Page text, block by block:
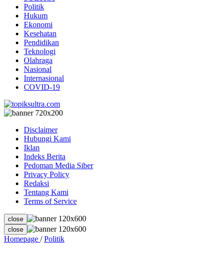
Politik
Hukum
Ekonomi
Kesehatan
Pendidikan
Teknologi
Olahraga
Nasional
Internasional
COVID-19
Disclaimer
Hubungi Kami
Iklan
Indeks Berita
Pedoman Media Siber
Privacy Policy
Redaksi
Tentang Kami
Terms of Service
close
close
Homepage / PolitikSiapa